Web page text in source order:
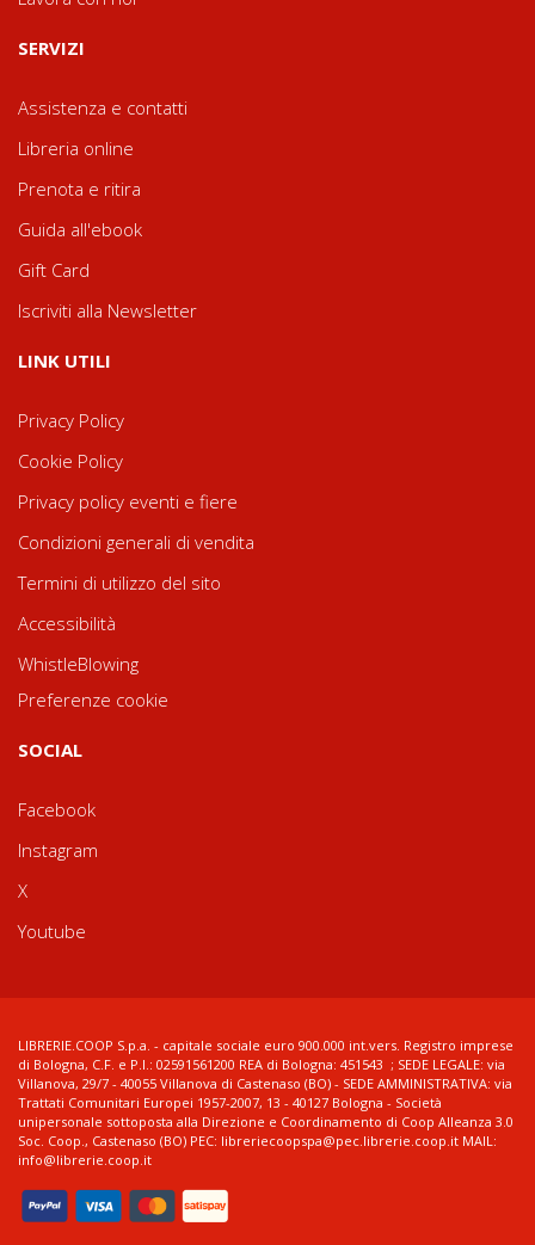
SERVIZI
Assistenza e contatti
Libreria online
Prenota e ritira
Guida all'ebook
Gift Card
Iscriviti alla Newsletter
LINK UTILI
Privacy Policy
Cookie Policy
Privacy policy eventi e fiere
Condizioni generali di vendita
Termini di utilizzo del sito
Accessibilità
WhistleBlowing
Preferenze cookie
SOCIAL
Facebook
Instagram
X
Youtube
LIBRERIE.COOP S.p.a. - capitale sociale euro 900.000 int.vers. Registro imprese
di Bologna, C.F. e P.I.: 02591561200 REA di Bologna: 451543 ; SEDE LEGALE: via
Villanova, 29/7 - 40055 Villanova di Castenaso (BO) - SEDE AMMINISTRATIVA: via
Trattati Comunitari Europei 1957-2007, 13 - 40127 Bologna - Società
unipersonale sottoposta alla Direzione e Coordinamento di Coop Alleanza 3.0
Soc. Coop., Castenaso (BO) PEC: libreriecoopspa@pec.librerie.coop.it MAIL:
info@librerie.coop.it